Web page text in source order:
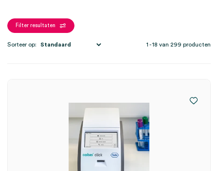
Filter resultaten
1 - 18 van 299 producten
Sorteer op: